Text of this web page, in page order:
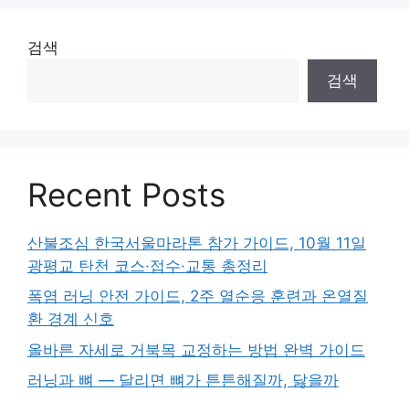
검색
검색
Recent Posts
산불조심 한국서울마라톤 참가 가이드, 10월 11일
광평교 탄천 코스·접수·교통 총정리
폭염 러닝 안전 가이드, 2주 열순응 훈련과 온열질
환 경계 신호
올바른 자세로 거북목 교정하는 방법 완벽 가이드
러닝과 뼈 — 달리면 뼈가 튼튼해질까, 닳을까